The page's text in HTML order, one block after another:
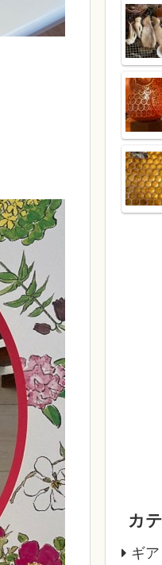
カ
ギア